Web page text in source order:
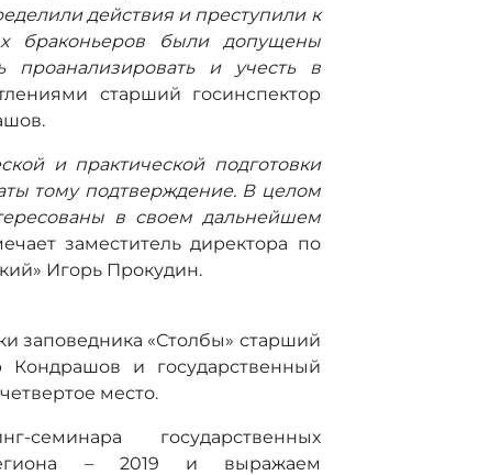
действия и преступили к
браконьеров были допущены
и учесть в
старший госинспектор
и практической подготовки
тому подтверждение. В целом
в своем дальнейшем
заместитель директора по
Игорь Прокудин.
заповедника «Столбы» старший
Кондрашов и государственный
место.
семинара государственных
– 2019 и выражаем